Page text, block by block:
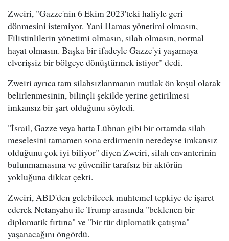
Zweiri, "Gazze'nin 6 Ekim 2023'teki haliyle geri
dönmesini istemiyor. Yani Hamas yönetimi olmasın,
Filistinlilerin yönetimi olmasın, silah olmasın, normal
hayat olmasın. Başka bir ifadeyle Gazze'yi yaşamaya
elverişsiz bir bölgeye dönüştürmek istiyor" dedi.
Zweiri ayrıca tam silahsızlanmanın mutlak ön koşul olarak
belirlenmesinin, bilinçli şekilde yerine getirilmesi
imkansız bir şart olduğunu söyledi.
"İsrail, Gazze veya hatta Lübnan gibi bir ortamda silah
meselesini tamamen sona erdirmenin neredeyse imkansız
olduğunu çok iyi biliyor" diyen Zweiri, silah envanterinin
bulunmamasına ve güvenilir tarafsız bir aktörün
yokluğuna dikkat çekti.
Zweiri, ABD'den gelebilecek muhtemel tepkiye de işaret
ederek Netanyahu ile Trump arasında "beklenen bir
diplomatik fırtına" ve "bir tür diplomatik çatışma"
yaşanacağını öngördü.